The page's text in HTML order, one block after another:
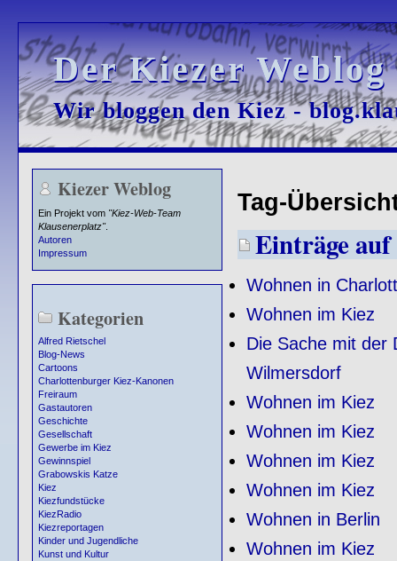
Der Kiezer
Der Kiezer
Wir bloggen den Kiez -
Wir bloggen den Kiez -
Kiezer Weblog
Ein Projekt vom "Kiez-Web-Team
Klausenerplatz".
Autoren
Impressum
Kategorien
Alfred Rietschel
Blog-News
Cartoons
Charlottenburger Kiez-Kanonen
Freiraum
Gastautoren
Geschichte
Gesellschaft
Gewerbe im Kiez
Gewinnspiel
Grabowskis Katze
Kiez
Kiezfundstücke
KiezRadio
Kiezreportagen
Kinder und Jugendliche
Kunst und Kultur
Tag-
Einträge
Wohnen in
Wohnen im Kiez
Die Sache mit der
Wilmersdorf
Wohnen im Kiez
Wohnen im Kiez
Wohnen im Kiez
Wohnen im Kiez
Wohnen in Berlin
Wohnen im Kiez